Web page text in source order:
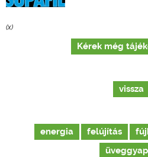
(x)
Kérek még
vissza
energia felújítás